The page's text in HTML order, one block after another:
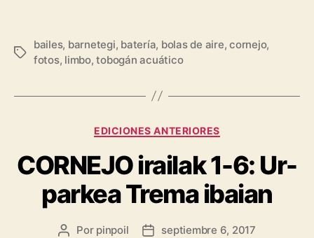
bailes, barnetegi, batería, bolas de aire,cornejo,
fotos, limbo,tobogán acuático
EDICIONES ANTERIORES
CORNEJO irailak 1-6: Ur-
parkea Trema ibaian
Por pinpoil
septiembre 6, 2017